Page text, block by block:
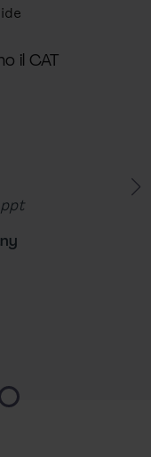
il CAT